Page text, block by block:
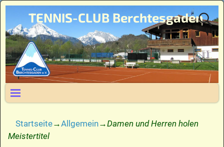
TENNIS-CLUB Berchtesgaden
Startseite→Allgemein→Damen und Herren holen
Meistertitel